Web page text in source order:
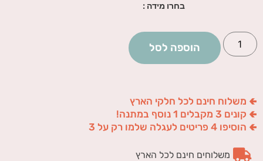
בחרו מידה :
הוספה לסל
🢀 משלוח חינם לכל חלקי הארץ
🢀 קונים 3 מקבלים 1 נוסף במתנה!
🢀 הוסיפו 4 פריטים לעגלה שלמו רק על 3
משלוחים חינם לכל הארץ